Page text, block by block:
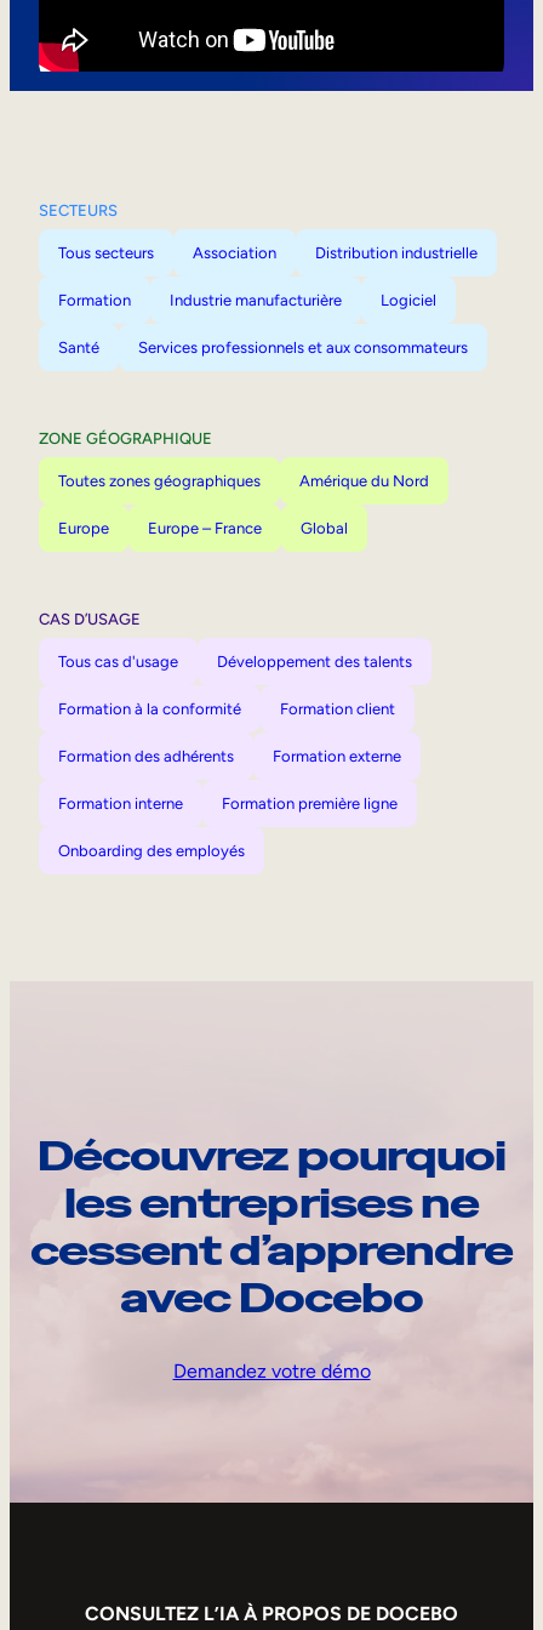
SECTEURS
Tous secteurs Association Distribution industrielle
Formation Industrie manufacturière Logiciel
Santé Services professionnels et aux consommateurs
ZONE GÉOGRAPHIQUE
Toutes zones géographiques Amérique du Nord
Europe Europe – France Global
CAS D’USAGE
Tous cas d'usage Développement des talents
Formation à la conformité Formation client
Formation des adhérents Formation externe
Formation interne Formation première ligne
Onboarding des employés
Découvrez pourquoi
les entreprises ne
cessent d’apprendre
avec Docebo
Demandez votre démo
CONSULTEZ L’IA À PROPOS DE DOCEBO